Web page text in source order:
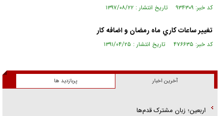
کد خبر: ۹۳۴۳۰۹ تاریخ انتشار : ۱۳۹۷/۰۸/۲۲
تغيير ساعات كاري ماه رمضان و اضافه كار
کد خبر: ۴۷۶۶۳۵ تاریخ انتشار : ۱۳۹۱/۰۴/۲۵
آخرین اخبار پربازدید ها
اربعین؛ زبان مشترک قدم‌ها